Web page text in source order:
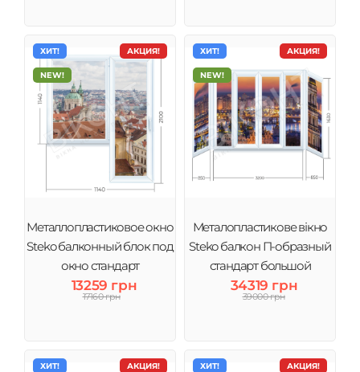
АКЦИЯ!
ХИТ!
NEW!
Металлопластиковое окно
Steko балконный блок под
окно стандарт
13259 грн
17160 грн
АКЦИЯ!
ХИТ!
NEW!
Металопластикове вікно
Steko балкон П-образный
стандарт большой
34319 грн
39000 грн
АКЦИЯ!
ХИТ! АКЦИЯ!
ХИТ!